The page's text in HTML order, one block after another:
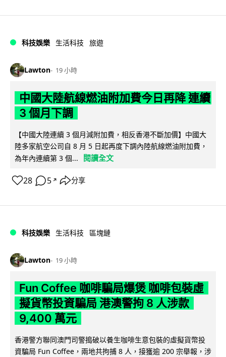
科技娛樂 生活科技 旅遊
Lawton 19 小時
中國大陸航線燃油附加費今日再降 連續
3 個月下調
【中國大陸連續 3 個月減附加費，相反香港不斷加價】中國大
陸多家航空公司自 8 月 5 日起再度下調內陸航線燃油附加費，
為年內連續第 3 個...
閱讀全文
28 5 ↗ 分享
科技娛樂 生活科技 區塊鏈
Lawton 19 小時
Fun Coffee 咖啡騙局爆煲 咖啡包裝虛
擬貨幣投資騙局 港澳警拘 8 人涉款
9,400 萬元
香港警方聯同澳門司警搗破以養生咖啡生意包裝的虛擬貨幣投
資騙局 Fun Coffee，兩地共拘捕 8 人，接獲逾 200 宗舉報，涉